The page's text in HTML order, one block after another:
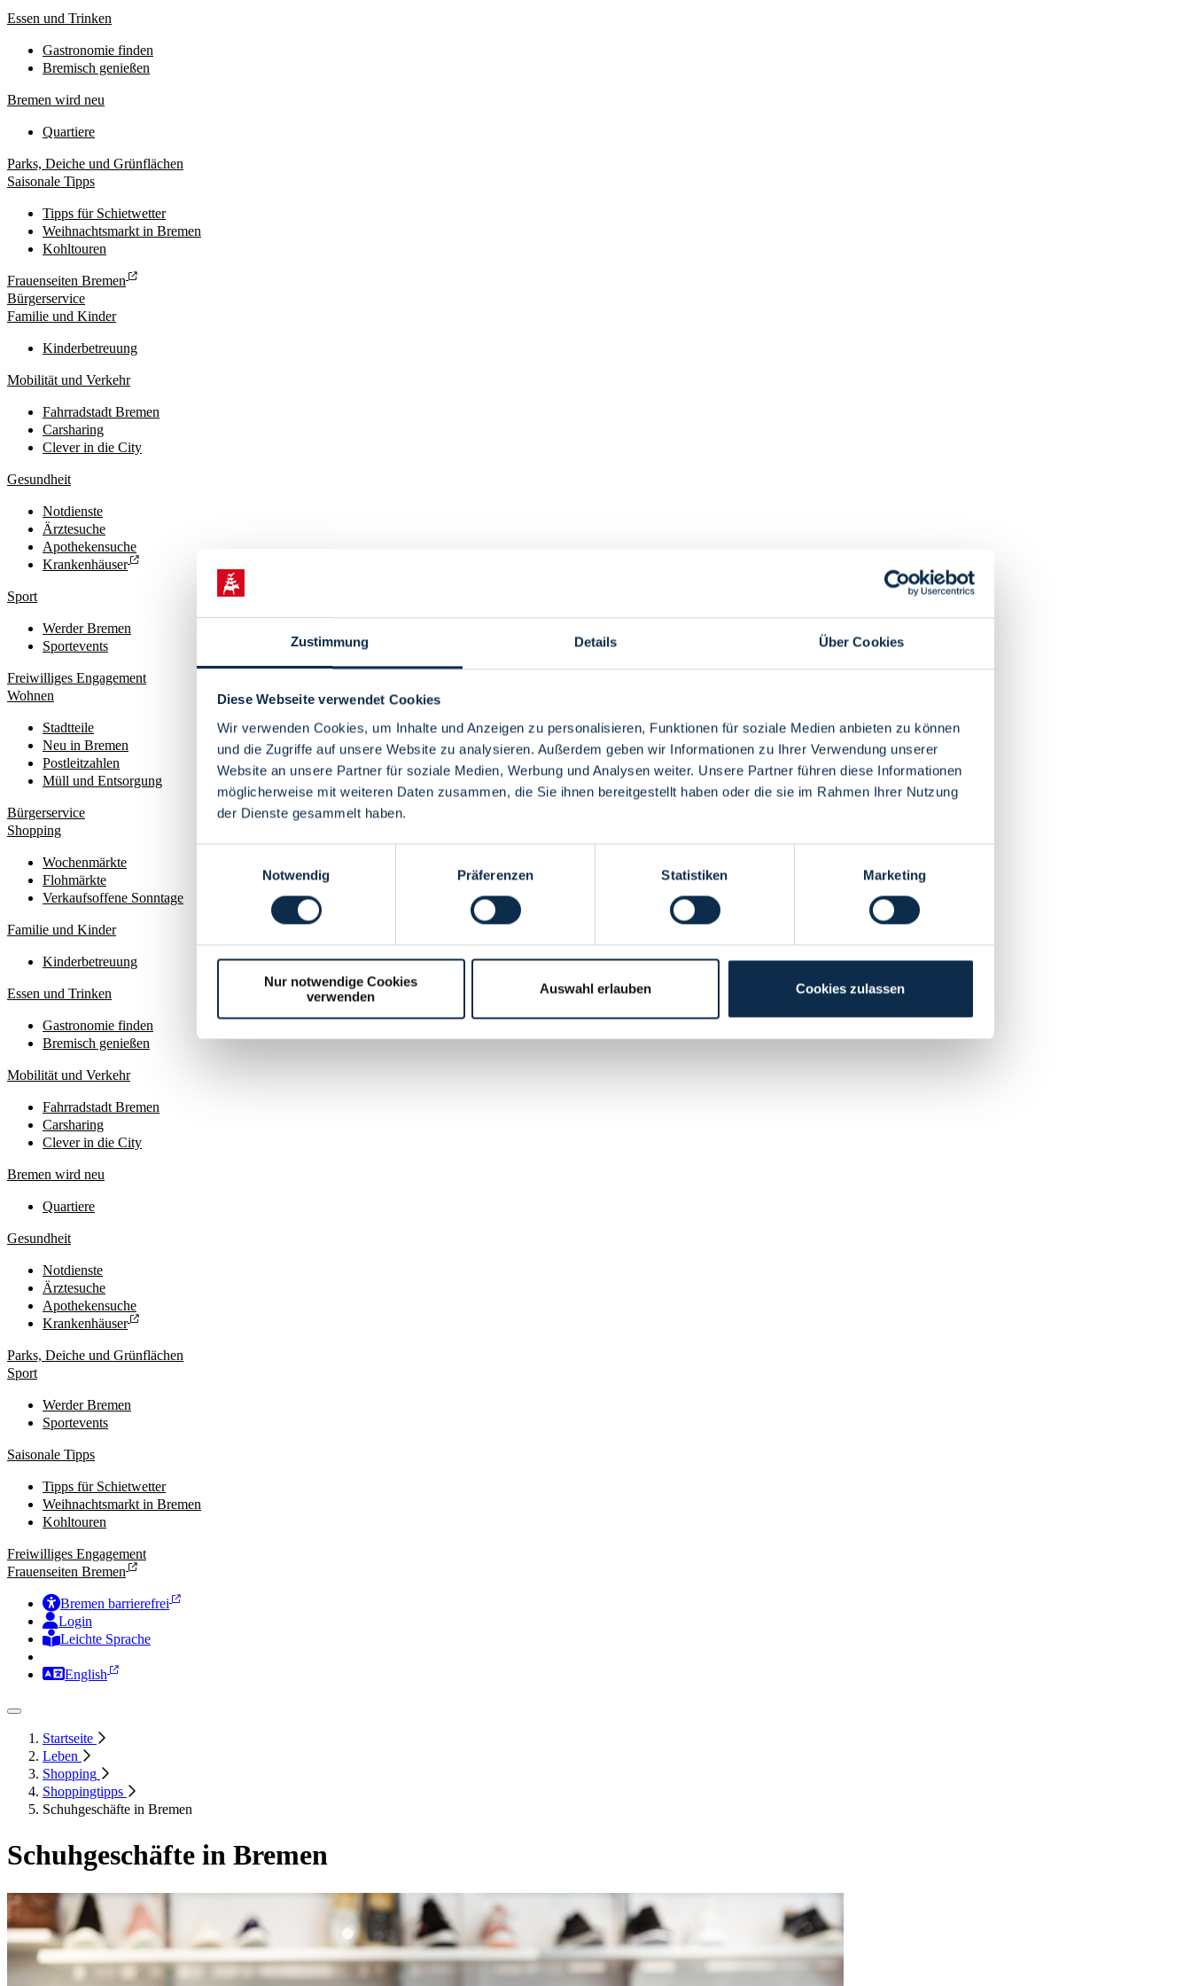
Zustimmung Details Über Cookies
Diese Webseite verwendet Cookies
Wir verwenden Cookies, um Inhalte und Anzeigen zu personalisieren, Funktionen für soziale Medien anbieten zu können
und die Zugriffe auf unsere Website zu analysieren. Außerdem geben wir Informationen zu Ihrer Verwendung unserer
Website an unsere Partner für soziale Medien, Werbung und Analysen weiter. Unsere Partner führen diese Informationen
möglicherweise mit weiteren Daten zusammen, die Sie ihnen bereitgestellt haben oder die sie im Rahmen Ihrer Nutzung
der Dienste gesammelt haben.
Notwendig
Präferenzen Statistiken Marketing
Nur notwendige Cookies
verwenden
Auswahl erlauben Cookies zulassen
Essen und Trinken
Gastronomie finden
Bremisch genießen
Bremen wird neu
Quartiere
Parks, Deiche und Grünflächen
Saisonale Tipps
Tipps für Schietwetter
Weihnachtsmarkt in Bremen
Kohltouren
Frauenseiten Bremen
Bürgerservice
Familie und Kinder
Kinderbetreuung
Mobilität und Verkehr
Fahrradstadt Bremen
Carsharing
Clever in die City
Gesundheit
Notdienste
Ärztesuche
Apothekensuche
Krankenhäuser
Sport
Werder Bremen
Sportevents
Freiwilliges Engagement
Wohnen
Stadtteile
Neu in Bremen
Postleitzahlen
Müll und Entsorgung
Bürgerservice
Shopping
Wochenmärkte
Flohmärkte
Verkaufsoffene Sonntage
Familie und Kinder
Kinderbetreuung
Essen und Trinken
Gastronomie finden
Bremisch genießen
Mobilität und Verkehr
Fahrradstadt Bremen
Carsharing
Clever in die City
Bremen wird neu
Quartiere
Gesundheit
Notdienste
Ärztesuche
Apothekensuche
Krankenhäuser
Parks, Deiche und Grünflächen
Sport
Werder Bremen
Sportevents
Saisonale Tipps
Tipps für Schietwetter
Weihnachtsmarkt in Bremen
Kohltouren
Freiwilliges Engagement
Frauenseiten Bremen
Bremen barrierefrei
Login
Leichte Sprache
English
Startseite
Leben
Shopping
Shoppingtipps
Schuhgeschäfte in Bremen
Schuhgeschäfte in Bremen